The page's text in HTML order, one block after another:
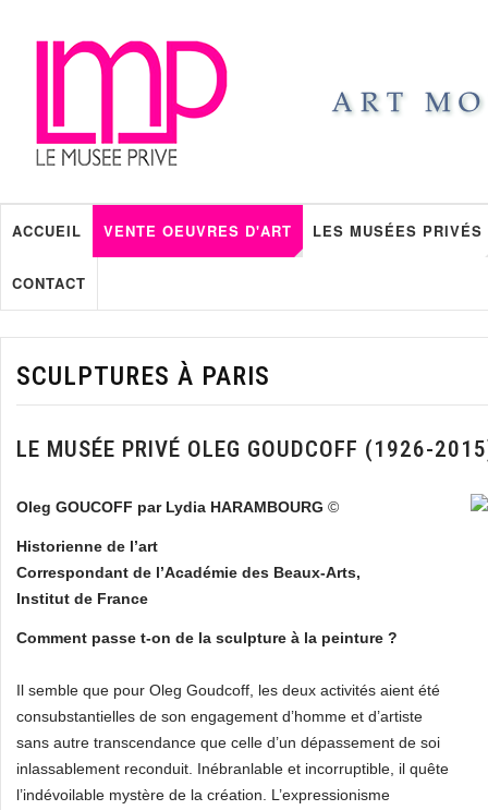
ACCUEIL VENTE OEUVRES D'ART LES MUSÉES PRIVÉS
CONTACT
SCULPTURES À PARIS
LE MUSÉE PRIVÉ OLEG GOUDCOFF (1926-
Oleg GOUCOFF par Lydia HARAMBOURG ©
Historienne de l’art
Correspondant de l’Académie des Beaux-Arts,
Institut de France
Comment passe t-on de la sculpture à la peinture ?
Il semble que pour Oleg Goudcoff, les deux activités aient été
consubstantielles de son engagement d’homme et d’artiste
sans autre transcendance que celle d’un dépassement de soi
inlassablement reconduit. Inébranlable et incorruptible, il quête
l’indévoilable mystère de la création. L’expressionisme